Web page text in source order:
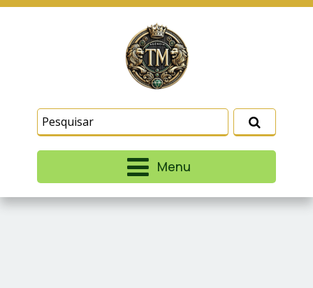
Menu
similares para lembrar e entender como você usa
nosso site, analisar seu uso de nossos produtos
e serviços, ajudar com nossos esforços de
marketing e fornecer conteúdo de terceiros. Leia
Termos e CondiçõesePolítica de